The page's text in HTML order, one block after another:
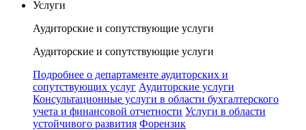
Услуги
Аудиторские и сопутствующие услуги
Аудиторские и сопутствующие услуги
Подробнее о департаменте аудиторских и
сопутствующих услуг Аудиторские услуги
Консультационные услуги в области бухгалтерского
учета и финансовой отчетности Услуги в области
устойчивого развития Форензик